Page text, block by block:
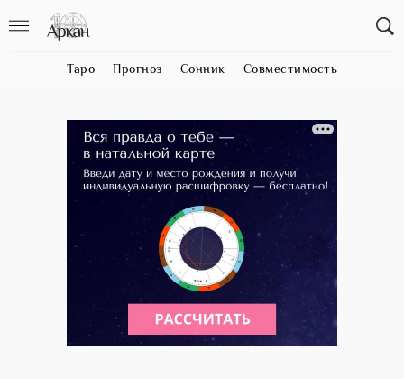
Таро Прогноз Сонник Совместимость